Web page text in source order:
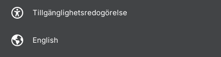
Tillgänglighetsredogörelse
English